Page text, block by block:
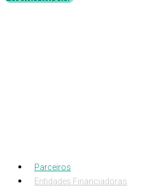
Parceiros
Entidades Financiadoras